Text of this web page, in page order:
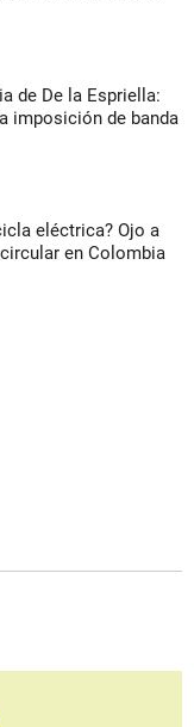
de De la Espriella:
imposición de banda
eléctrica? Ojo a
en Colombia